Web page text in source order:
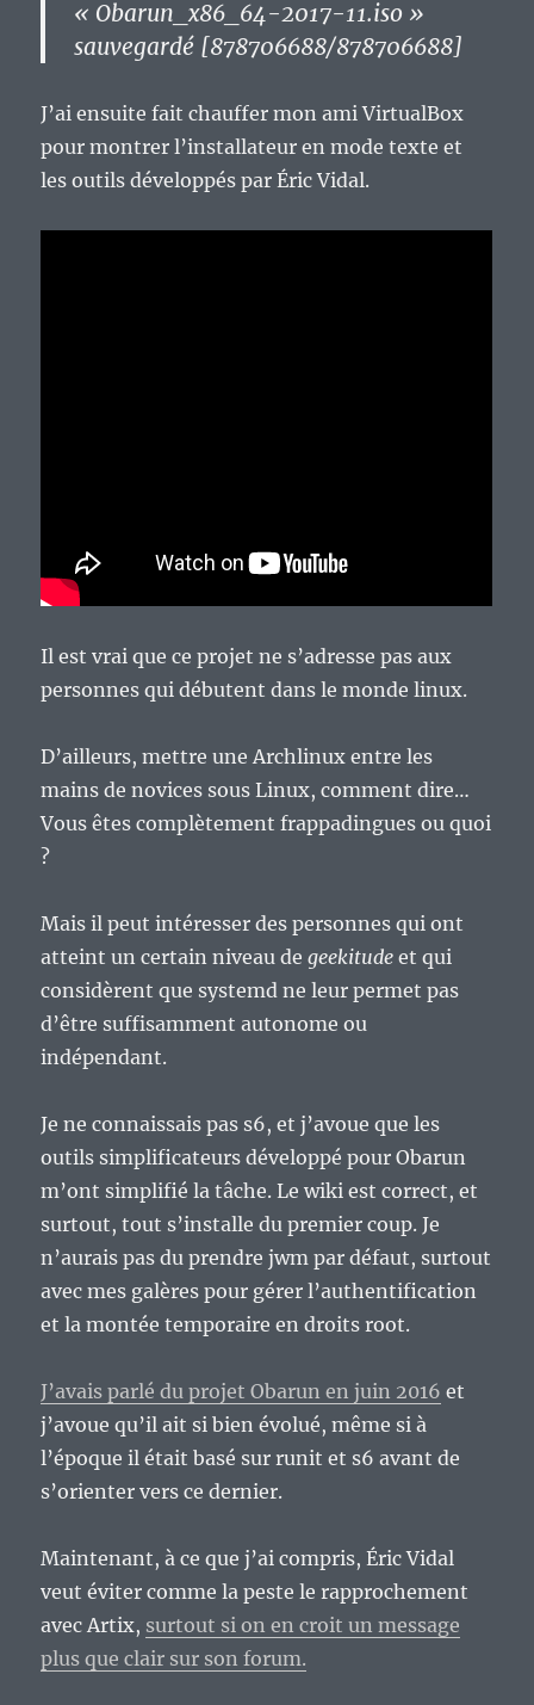
« Obarun_x86_64-2017-11.iso »
sauvegardé [878706688/878706688]
J’ai ensuite fait chauffer mon ami VirtualBox
pour montrer l’installateur en mode texte et
les outils développés par Éric Vidal.
Il est vrai que ce projet ne s’adresse pas aux
personnes qui débutent dans le monde linux.
D’ailleurs, mettre une Archlinux entre les
mains de novices sous Linux, comment dire…
Vous êtes complètement frappadingues ou quoi
?
Mais il peut intéresser des personnes qui ont
atteint un certain niveau degeekitude et qui
considèrent que systemd ne leur permet pas
d’être suffisamment autonome ou
indépendant.
Je ne connaissais pas s6, et j’avoue que les
outils simplificateurs développé pour Obarun
m’ont simplifié la tâche. Le wiki est correct, et
surtout, tout s’installe du premier coup. Je
n’aurais pas du prendre jwm par défaut, surtout
avec mes galères pour gérer l’authentification
et la montée temporaire en droits root.
J’avais parlé du projet Obarun en juin 2016 et
j’avoue qu’il ait si bien évolué, même si à
l’époque il était basé sur runit et s6 avant de
s’orienter vers ce dernier.
Maintenant, à ce que j’ai compris, Éric Vidal
veut éviter comme la peste le rapprochement
avec Artix, surtout si on en croit un message
plus que clair sur son forum.